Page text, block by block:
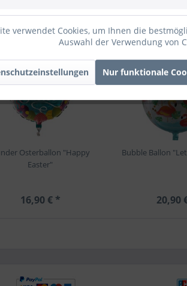
Kunden haben sich ebenfalls
Osterballon "Happy
Easter"
16,90 € *
Bubble Ballon
20,90
verwendet Cookies, um Ihnen die
Auswahl der Verwendung von
Nur funktionale